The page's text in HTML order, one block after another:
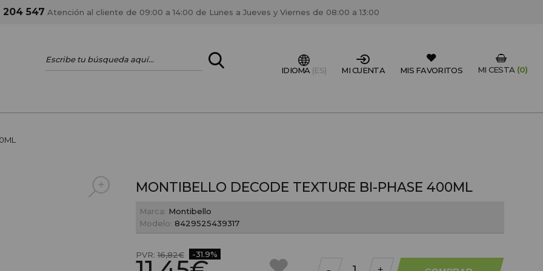
ENTRAR
como tal y disfrutar de descuentos y promociones exclusivas.
204 547 Atención al cliente de 09:00 a 14:00 de Lunes a Jueves y Viernes de 08:00 a 13:00
MI CESTA (0)
MIS FAVORITOS
MI CUENTA
IDIOMA (ES)
MONTIBELLO DECODE TEXTURE BI-PHASE 400ML
Marca: Montibello
Modelo: 8429525439317
PVR:16,82€ -31.9%